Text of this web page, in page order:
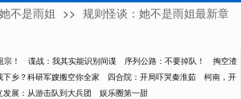
不是雨姐 >> 规则怪谈：她不是雨姐最新章
！ 谍战：我其实能识别间谍 序列公路：不要掉队！
掏空渣
下乡？科研军嫂搬空你全家 四合院：开局吓哭秦淮茹
柯南，开
发展：从游击队到大兵团
娱乐圈第一甜